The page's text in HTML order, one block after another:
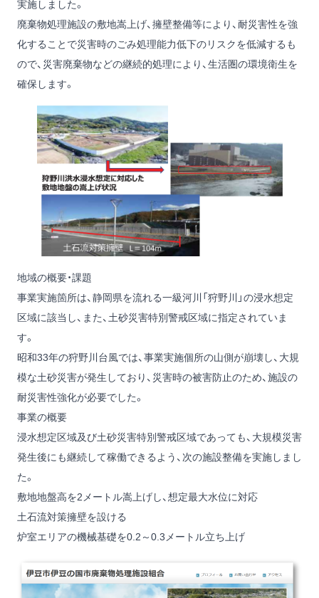
実施しました。
廃棄物処理施設の敷地嵩上げ、擁壁整備等により、耐災害性を強
化することで災害時のごみ処理能力低下のリスクを低減するも
ので、災害廃棄物などの継続的処理により、生活圏の環境衛生を
確保します。
地域の概要・課題
事業実施箇所は、静岡県を流れる一級河川「狩野川」の浸水想定
区域に該当し、また、土砂災害特別警戒区域に指定されていま
す。
昭和33年の狩野川台風では、事業実施個所の山側が崩壊し、大規
模な土砂災害が発生しており、災害時の被害防止のため、施設の
耐災害性強化が必要でした。
事業の概要
浸水想定区域及び土砂災害特別警戒区域であっても、大規模災害
発生後にも継続して稼働できるよう、次の施設整備を実施しまし
た。
敷地地盤高を2メートル嵩上げし、想定最大水位に対応
土石流対策擁壁を設ける
炉室エリアの機械基礎を0.2～0.3メートル立ち上げ